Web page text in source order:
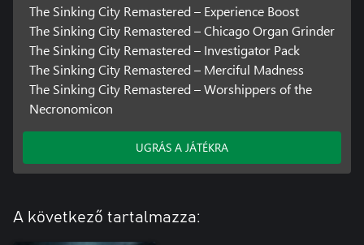
The Sinking City Remastered – Experience Boost
The Sinking City Remastered – Chicago Organ Grinder
The Sinking City Remastered – Investigator Pack
The Sinking City Remastered – Merciful Madness
The Sinking City Remastered – Worshippers of the
Necronomicon
UGRÁS A JÁTÉKRA
A következő tartalmazza: